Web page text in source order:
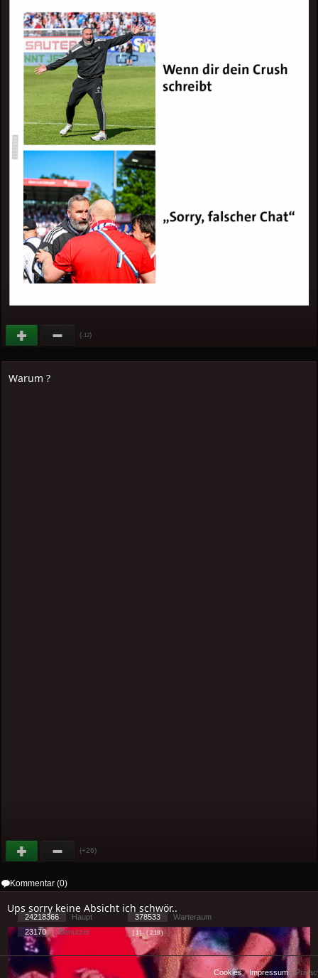
(-12)
Warum ?
(+26)
Kommentar (0)
Ups sorry keine Absicht ich schwör..
24218366 Haupt 378533
Warteraum
23170
Benutzer [ 1 ] - ( 2.18 )
Cookies- Impressum-